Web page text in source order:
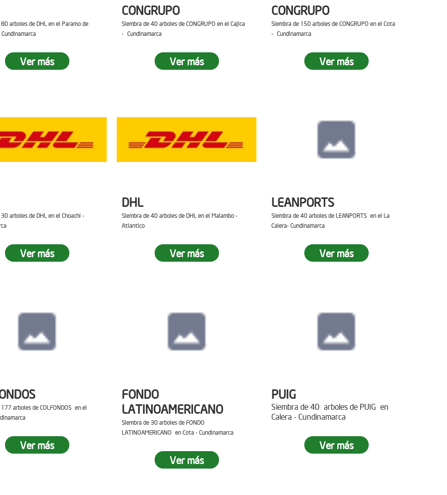
arboles de DHL en el Paramo de
Ver más
CONGRUPO
Siembra de 40 arboles de CONGRUPO en el Cajica
- Cundinamarca
Ver más
CONGRUPO
Siembra de 150 arboles de CONGRUPO en el Cota
- Cundinamarca
Ver más
arboles de DHL en el Choachi -
Ver más
DHL
Siembra de 40 arboles de DHL en el Malambo -
Atlantico
Ver más
LEANPORTS
Siembra de 40 arboles de LEANPORTS en el La
Calera- Cundinamarca
Ver más
arboles de COLFONDOS en el
Ver más
FONDO
LATINOAMERICANO
Siembra de 30 arboles de FONDO
LATINOAMERICANO en Cota - Cundinamarca
Ver más
PUIG
Siembra de 40 arboles de PUIG en
Calera - Cundinamarca
Ver más